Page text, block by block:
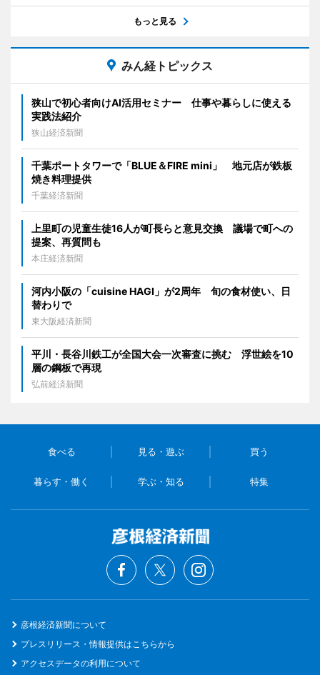
もっと見る
みん経トピックス
狭山で初心者向けAI活用セミナー 仕事や暮らしに使える
実践法紹介
狭山経済新聞
千葉ポートタワーで「BLUE＆FIRE mini」 地元店が鉄板
焼き料理提供
千葉経済新聞
上里町の児童生徒16人が町長らと意見交換 議場で町への
提案、再質問も
本庄経済新聞
河内小阪の「cuisine HAGI」が2周年 旬の食材使い、日
替わりで
東大阪経済新聞
平川・長谷川鉄工が全国大会一次審査に挑む 浮世絵を10
層の鋼板で再現
弘前経済新聞
食べる 見る・遊ぶ 買う
暮らす・働く 学ぶ・知る 特集
彦根経済新聞について
プレスリリース・情報提供はこちらから
アクセスデータの利用について